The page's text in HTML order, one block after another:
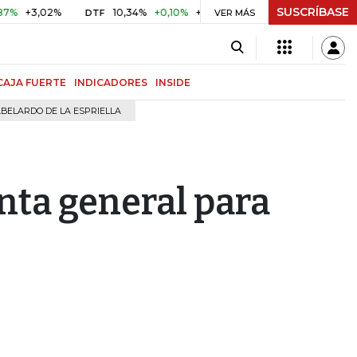
DTF 10,34% +0,10% +0,98% UVR $ 417,01 +$ 0,05
VER MÁS SUSCRÍBASE
FUERTE INDICADORES INSIDE
DE LA ESPRIELLA
general para